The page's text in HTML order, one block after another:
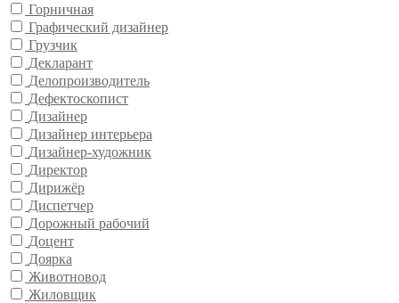
Горничная
Графический дизайнер
Грузчик
Декларант
Делопроизводитель
Дефектоскопист
Дизайнер
Дизайнер интерьера
Дизайнер-художник
Директор
Дирижёр
Диспетчер
Дорожный рабочий
Доцент
Доярка
Животновод
Жиловщик